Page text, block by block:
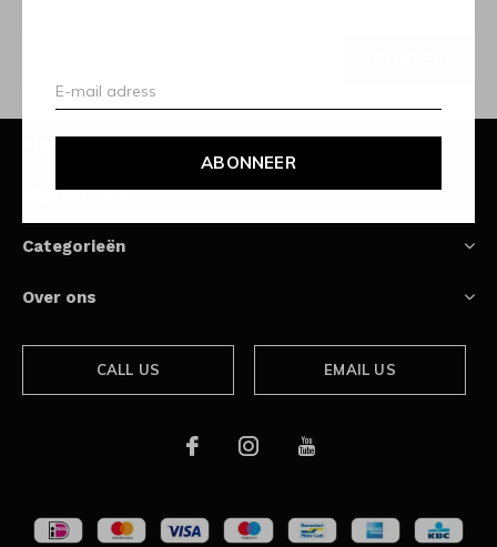
ABONNEER
Mijn account
Categorieën
Over ons
CALL US EMAIL US